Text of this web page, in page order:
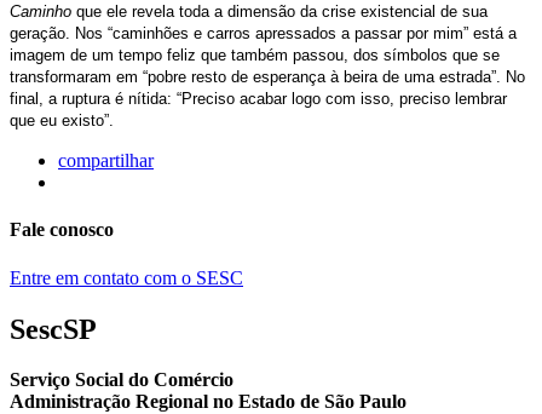
Caminho que ele revela toda a dimensão da crise existencial de sua
geração. Nos “caminhões e carros apressados a passar por mim” está a
imagem de um tempo feliz que também passou, dos símbolos que se
transformaram em “pobre resto de esperança à beira de uma estrada”. No
final, a ruptura é nítida: “Preciso acabar logo com isso, preciso lembrar
que eu existo”.
compartilhar
Fale conosco
Entre em contato com o SESC
SescSP
Serviço Social do Comércio
Administração Regional no Estado de São Paulo